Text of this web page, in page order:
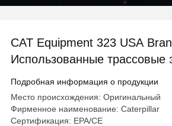
CAT Equipment 323 USA
Использованные трассовые
Подробная информация о продукции
Место происхождения: Оригинальный
Фирменное наименование: Caterpillar
Сертификация: EPA/CE